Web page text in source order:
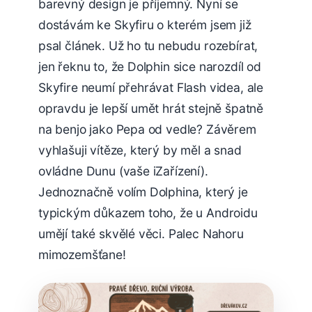
barevný design je příjemný. Nyní se
dostávám ke Skyfiru o kterém jsem již
psal článek. Už ho tu nebudu rozebírat,
jen řeknu to, že Dolphin sice narozdíl od
Skyfire neumí přehrávat Flash videa, ale
opravdu je lepší umět hrát stejně špatně
na benjo jako Pepa od vedle? Závěrem
vyhlašuji vítěze, který by měl a snad
ovládne Dunu (vaše iZařízení).
Jednoznačně volím Dolphina, který je
typickým důkazem toho, že u Androidu
umějí také skvělé věci. Palec Nahoru
mimozemšťane!